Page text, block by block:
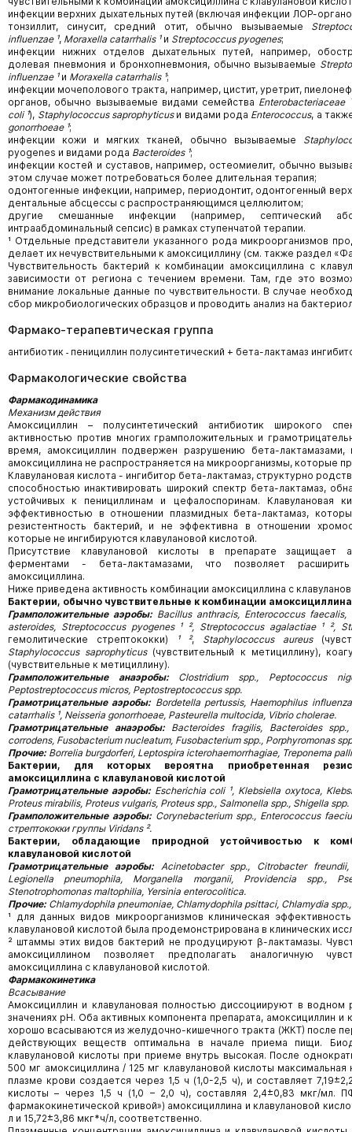
инфекции верхних дыхательных путей (включая инфекции ЛОР-
тонзиллит, синусит, средний отит, обычно вызываемые
influenzae ¹, Moraxella catarrhalis ¹и Streptococcus pyogenes;
инфекции нижних отделов дыхательных путей, например,
долевая пневмония и бронхопневмония, обычно вызываемые
influenzae ¹и Moraxella catarrhalis ¹;
инфекции мочеполового тракта, например, цистит, уретрит,
органов, обычно вызываемые видами семейства Enterobacteriaceae ¹
coli ¹), Staphylococcus saprophyticusи видами рода Enterococcus, а
gonorrhoeae ¹;
инфекции кожи и мягких тканей, обычно вызываемые
pyogenes и видами рода Bacteroides ¹;
инфекции костей и суставов, например, остеомиелит, обычно
этом случае может потребоваться более длительная терапия;
одонтогенные инфекции, например, периодонтит, одонтогенный
дентальные абсцессы с распространяющимся целлюлитом;
другие смешанные инфекции (например, септический
интраабдоминальный сепсис) в рамках ступенчатой терапии.
¹ Отдельные представители указанного рода микроорганизмов
делает их нечувствительными к амоксициллину (см. также раздел
Чувствительность бактерий к комбинации амоксициллина с
зависимости от региона с течением времени. Там, где это
внимание локальные данные по чувствительности. В случае
сбор микробиологических образцов и проводить анализ на
Фармако-терапевтическая группа
антибиотик ˗ пенициллин полусинтетический + бета-лактамаз
Фармакологические свойства
Фармакодинамика
Механизм действия
Амоксициллин – полусинтетический антибиотик широкого
активностью против многих грамположительных и
время, амоксициллин подвержен разрушению бета-лактамазами,
амоксициллина не распространяется на микроорганизмы, которые
Клавулановая кислота - ингибитор бета-лактамаз, структурно
способностью инактивировать широкий спектр бета-лактамаз,
устойчивых к пенициллинам и цефалоспоринам. Клавулановая
эффективностью в отношении плазмидных бета-лактамаз,
резистентность бактерий, и не эффективна в отношении
которые не ингибируются клавулановой кислотой.
Присутствие клавулановой кислоты в препарате защищает
ферментами - бета-лактамазами, что позволяет расширить
амоксициллина.
Ниже приведена активность комбинации амоксициллина с
Бактерии, обычно чувствительные к комбинации
Грамположительные аэробы:Bacillus anthracis, Enterococcus faecalis,
asteroides, Streptococcus pyogenes ¹ ², Streptococcus agalactiae ¹ ²,
гемолитические стрептококки)
¹ ², Staphylococcus aureus
Staphylococcus saprophyticus(чувствительный к метициллину),
(чувствительные к метициллину).
Грамположительные анаэробы:Clostridium spp., Peptococcus
Peptostreptococcus micros, Peptostreptococcus spp.
Грамотрицательные аэробы:Bordetella pertussis, Haemophilus
catarrhalis ¹, Neisseria gonorrhoeae, Pasteurella multocida, Vibrio cholerae.
Грамотрицательные анаэробы:Вactеrоides fragilis, Bacteroides spp.,
corrodens, Fusobacterium nucleatum, Fusobacterium spp., Porphyromonas
Прочие:Borrelia burgdorferi, Leptospira icterohaemorrhagiae, Treponema
Бактерии, для которых вероятна приобретенная
амоксициллина с клавулановой кислотой
Грамотрицательные аэробы: Escherichia соli ¹, Klebsiella oxytoca,
Proteus mirabilis, Proteus vulgaris, Proteus spp., Salmonella spp., Shigella spp.
Грамположительные аэробы:Corynebacterium spp., Enterосоccus
стрептококки группы Viridans ².
Бактерии, обладающие природной устойчивостью к
клавулановой кислотой
Грамотрицательные аэробы: Acinetobacter spp., Сitrobacter
Legionella pneumophila, Morganella morganii, Providencia spp.,
Stenotrophomonas maltophilia, Yersinia enterocolitica.
Прочие:Chlamydophila pneumoniae, Chlamydophila psittaci, Chlamydia
¹ для данных видов микроорганизмов клиническая
клавулановой кислотой была продемонстрирована в клинических
² штаммы этих видов бактерий не продуцируют β-лактамазы.
амоксициллином позволяет предполагать аналогичную
амоксициллина с клавулановой кислотой.
Фармакокинетика
Всасывание
Амоксициллин и клавулановая полностью диссоциируют в водном
значениях pH. Оба активных компонента препарата, амоксициллин и
хорошо всасываются из желудочно-кишечного тракта (ЖКТ) после
действующих веществ оптимальна в начале приема пищи.
клавулановой кислоты при приеме внутрь высокая. После
500 мг амоксициллина / 125 мг клавулановой кислоты
плазме крови создается через 1,5 ч (1,0-2,5 ч), и составляет
кислоты – через 1,5 ч (1,0 – 2,0 ч), составляя 2,4±0,83 мкг/мл.
фармакокинетической кривой») амоксициллина и клавулановой
л и 15,72±3,86 мкг*ч/л, соответственно.